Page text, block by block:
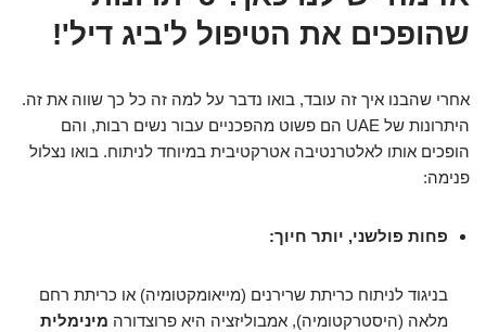
שהופכים את הטיפול ל'ביג דיל'!
אחרי שהבנו איך זה עובד, בואו נדבר על למה זה כל כך שווה את זה.
היתרונות של UAE הם פשוט מהפכניים עבור נשים רבות, והם
הופכים אותו לאלטרנטיבה אטרקטיבית במיוחד לניתוח. בואו נצלול
פנימה:
פחות פולשני, יותר חיוך:
בניגוד לניתוח כריתת שרירנים (מייאומקטומיה) או כריתת רחם
מלאה (היסטרקטומיה), אמבוליזציה היא פרוצדורה מינימלית